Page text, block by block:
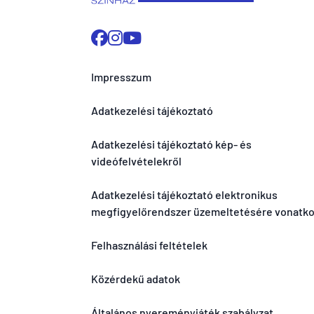
Impresszum
Adatkezelési tájékoztató
Adatkezelési tájékoztató kép- és
videófelvételekről
Adatkezelési tájékoztató elektronikus
megfigyelőrendszer üzemeltetésére
Felhasználási feltételek
Közérdekű adatok